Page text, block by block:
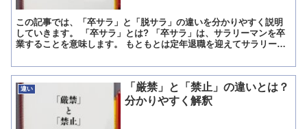
この記事では、「卒サラ」と「脱サラ」の違いを分かりやすく説明
していきます。 「卒サラ」とは? 「卒サラ」は、サラリーマンを卒
業することを意味します。 もともとは定年退職を迎えてサラリーマ
違い
「厳禁」と「禁止」の違いとは？
分かりやすく解釈